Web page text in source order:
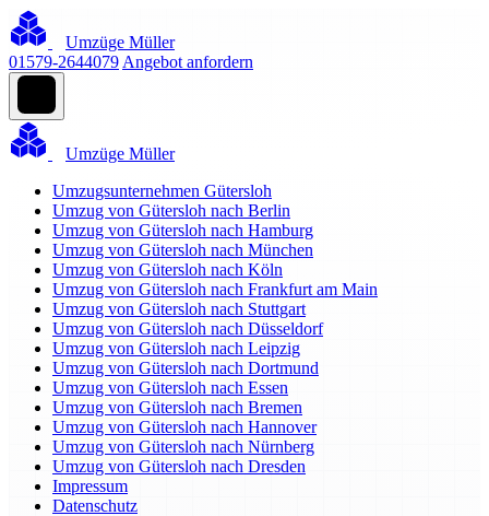
Umzüge Müller
01579-2644079 Angebot anfordern
Umzüge Müller
Umzugsunternehmen Gütersloh
Umzug von Gütersloh nach Berlin
Umzug von Gütersloh nach Hamburg
Umzug von Gütersloh nach München
Umzug von Gütersloh nach Köln
Umzug von Gütersloh nach Frankfurt am Main
Umzug von Gütersloh nach Stuttgart
Umzug von Gütersloh nach Düsseldorf
Umzug von Gütersloh nach Leipzig
Umzug von Gütersloh nach Dortmund
Umzug von Gütersloh nach Essen
Umzug von Gütersloh nach Bremen
Umzug von Gütersloh nach Hannover
Umzug von Gütersloh nach Nürnberg
Umzug von Gütersloh nach Dresden
Impressum
Datenschutz